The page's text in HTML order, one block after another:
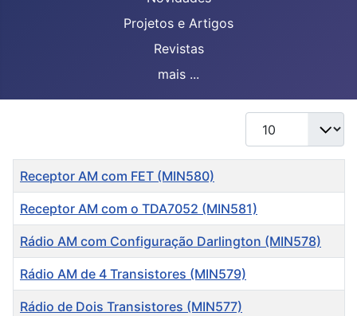
Projetos e Artigos
Revistas
mais ...
Mostrar #
Título
Receptor AM com FET (MIN580)
Receptor AM com o TDA7052 (MIN581)
Rádio AM com Configuração Darlington (MIN578)
Rádio AM de 4 Transistores (MIN579)
Rádio de Dois Transistores (MIN577)